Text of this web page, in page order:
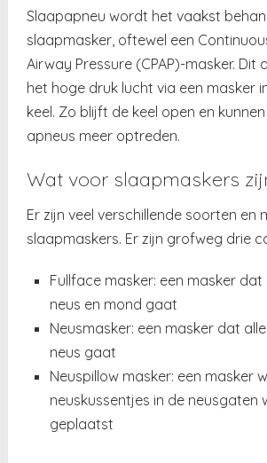
Slaapapneu wordt het vaakst
slaapmasker, oftewel een
Airway Pressure (CPAP)-masker.
het hoge druk lucht via een masker
keel. Zo blijft de keel open en
apneus meer optreden.
Wat voor slaapmaskers
Er zijn veel verschillende soorten en
slaapmaskers. Er zijn grofweg drie
Fullface masker: een masker dat
neus en mond gaat
Neusmasker: een masker dat
neus gaat
Neuspillow masker: een masker
neuskussentjes in de neusgaten
geplaatst